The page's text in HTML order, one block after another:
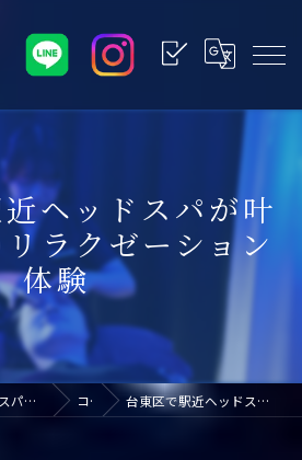
ヘッドスパが叶
ラクゼーション
体験
東京都浅草橋のヘッドスパなら浅草橋ドライヘッドスパ専門店アリエス コラム 台東区で駅近ヘッドスパが叶える究極のリラクゼーション体験